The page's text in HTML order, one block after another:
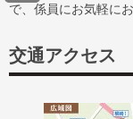
で、係員にお気軽に
交通アクセス